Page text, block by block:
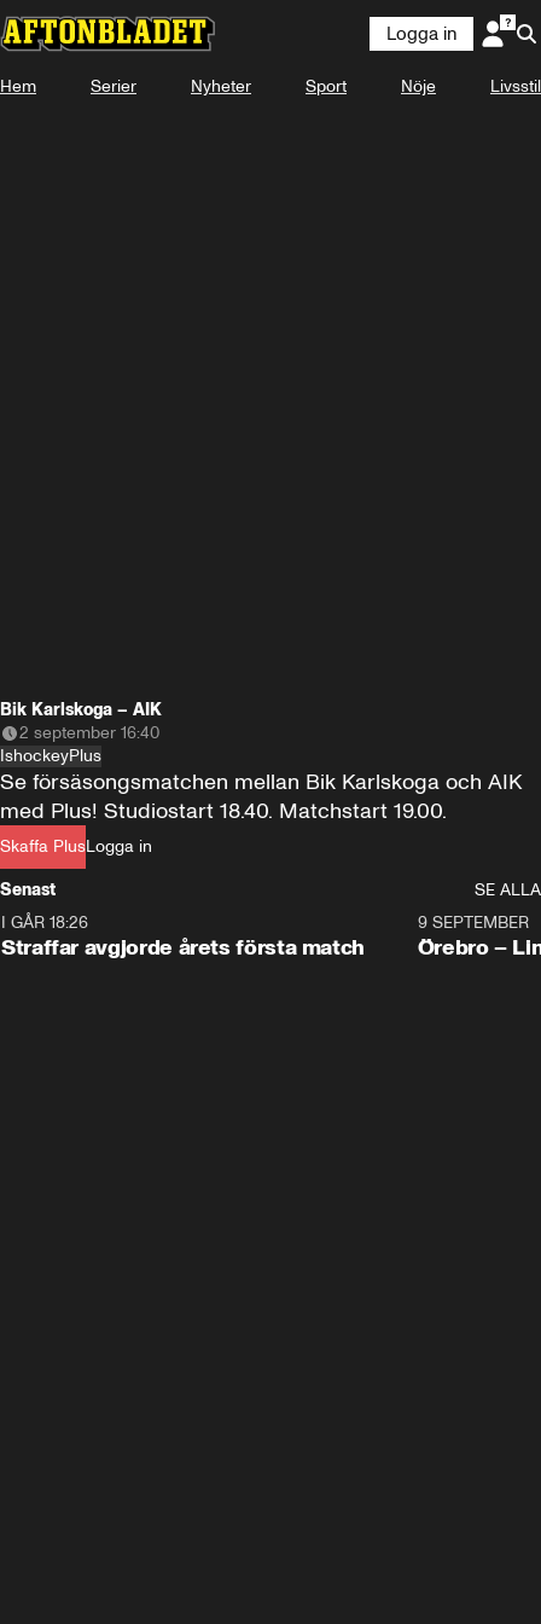
KOMMER
Se snart på Plus Video
Logga in
Hem Serier Nyheter Sport Nöje Livsstil
Bik Karlskoga – AIK
2 september 16:40
IshockeyPlus
Skaffa PlusLogga in
Se försäsongsmatchen mellan Bik Karlskoga och AIK
med Plus! Studiostart 18.40. Matchstart 19.00.
Senast
SE ALLA
I GÅR 18:26
Straffar avgjorde årets första match
Plus
9 SEPTEMBER
Örebro –